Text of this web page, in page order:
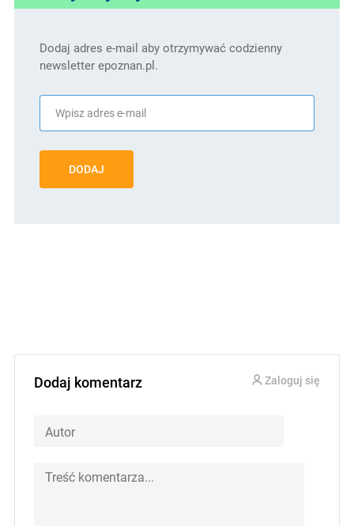
Dodaj adres e-mail aby otrzymywać codzienny
newsletter epoznan.pl.
DODAJ
Dodaj komentarz Zaloguj się